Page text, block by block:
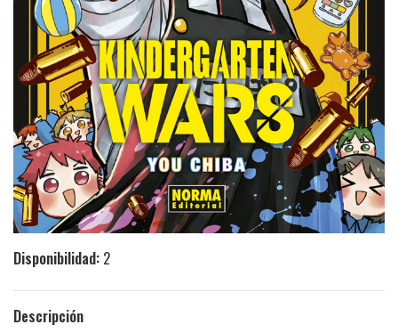
Disponibilidad: 2
Descripción